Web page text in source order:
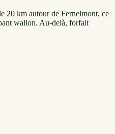
20 km autour de Fernelmont, ce
wallon. Au-delà, forfait